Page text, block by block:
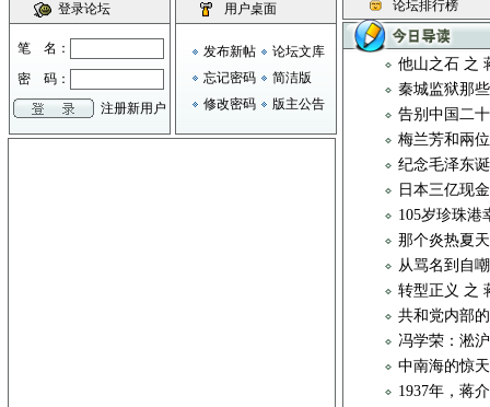
登录论坛
笔 名：
密 码：
注册新用户
用户桌面
发布新帖
论坛文库
忘记密码
简洁版
修改密码
版主公告
论坛排行榜
他山之石 之
秦城监狱那
告别中国二
梅兰芳和兩
纪念毛泽东
日本三亿现
105岁珍珠港
那个炎热夏
从骂名到自
转型正义 之
共和党内部
冯学荣：淞
中南海的惊
1937年，蒋